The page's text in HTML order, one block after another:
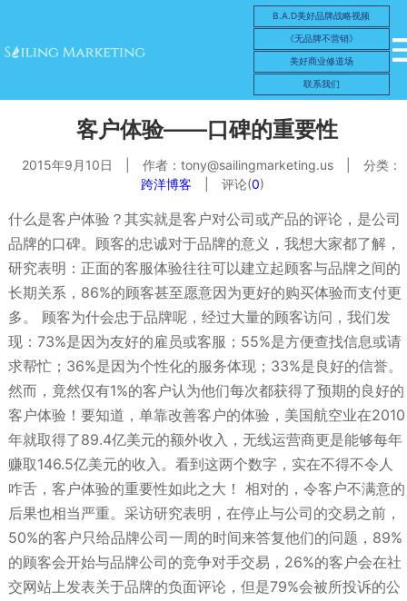
B.A.D美好品牌战略视频
《无品牌不营销》
美好商业修道场
联系我们
客户体验——口碑的重要性
2015年9月10日 作者：tony@sailingmarketing.us
分类：
跨洋博客
评论(0)
什么是客户体验？其实就是客户对公司或产品的评论，是公司
品牌的口碑。顾客的忠诚对于品牌的意义，我想大家都了解，
研究表明：正面的客服体验往往可以建立起顾客与品牌之间的
长期关系，86%的顾客甚至愿意因为更好的购买体验而支付更
多。 顾客为什会忠于品牌呢，经过大量的顾客访问，我们发
现：73%是因为友好的雇员或客服；55%是方便查找信息或请
求帮忙；36%是因为个性化的服务体现；33%是良好的信誉。
然而，竟然仅有1%的客户认为他们每次都获得了预期的良好的
客户体验！要知道，单靠改善客户的体验，美国航空业在2010
年就取得了89.4亿美元的额外收入，无线运营商更是能够每年
赚取146.5亿美元的收入。看到这两个数字，实在不得不令人
咋舌，客户体验的重要性如此之大！ 相对的，令客户不满意的
后果也相当严重。采访研究表明，在停止与公司的交易之前，
50%的客户只给品牌公司一周的时间来答复他们的问题，89%
的顾客会开始与品牌公司的竞争对手交易，26%的客户会在社
交网站上发表关于品牌的负面评论，但是79%会被所投诉的公